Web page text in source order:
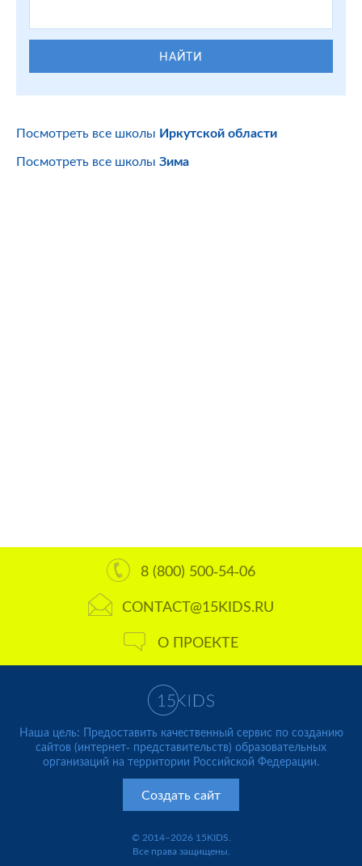
НАЙТИ
Посмотреть все школы Иркутской области
Посмотреть все школы Зима
8 (800) 500-54-06
CONTACT@15KIDS.RU
О ПРОЕКТЕ
Наша цель: Предоставить качественный сервис по созданию
сайтов (интернет- представительств) образовательных
организаций на территории Российской Федерации.
Создать сайт
© 2014–2026 15KIDS.
Все права защищены.